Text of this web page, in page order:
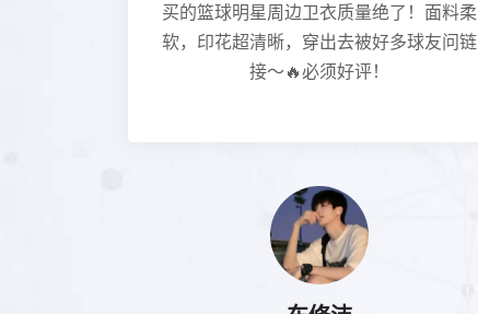
买的篮球明星周边卫衣质量绝了！面料柔
软，印花超清晰，穿出去被好多球友问链
接～🔥必须好评！